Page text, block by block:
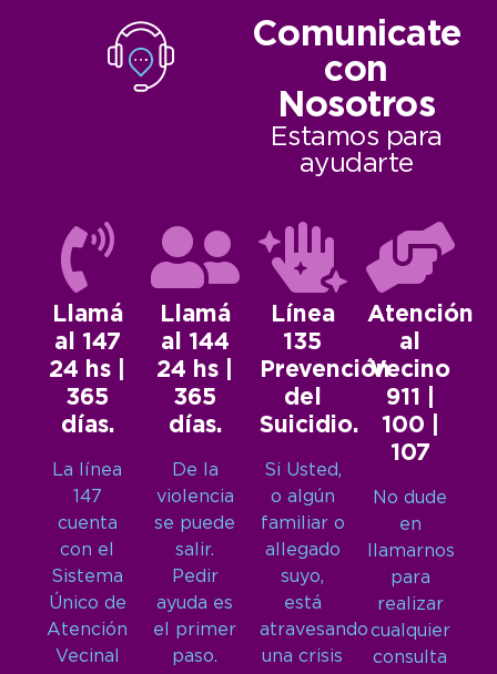
Comunicate
con
Nosotros
Estamos para
ayudarte
Llamá
al 147
24 hs |
365
días.
La línea
147
cuenta
con el
Sistema
Único de
Atención
Vecinal
Llamá
al 144
24 hs |
365
días.
De la
violencia
se puede
salir.
Pedir
ayuda es
el primer
paso.
Línea
135
Prevención
del
Suicidio.
Si Usted,
o algún
familiar o
allegado
suyo,
está
atravesando
una crisis
Atención
al
Vecino
911 |
100 |
107
No dude
en
llamarnos
para
realizar
cualquier
consulta